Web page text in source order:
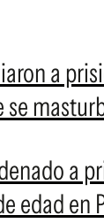
a
a
edad en